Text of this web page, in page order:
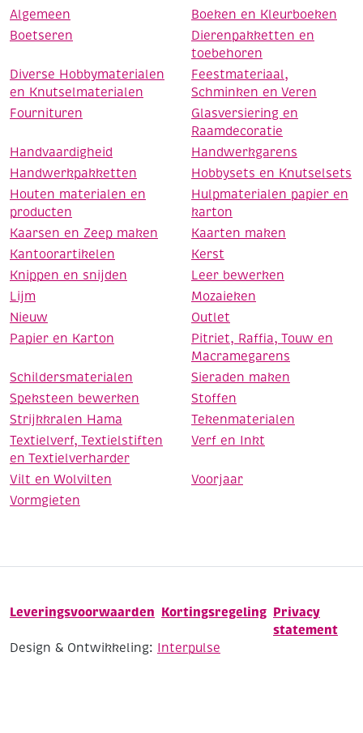
Algemeen
Boeken en Kleurboeken
Boetseren
Dierenpakketten en
toebehoren
Diverse Hobbymaterialen
en Knutselmaterialen
Feestmateriaal,
Schminken en Veren
Fournituren
Glasversiering en
Raamdecoratie
Handvaardigheid
Handwerkgarens
Handwerkpakketten
Hobbysets en Knutselsets
Houten materialen en
producten
Hulpmaterialen papier en
karton
Kaarsen en Zeep maken
Kaarten maken
Kantoorartikelen
Kerst
Knippen en snijden
Leer bewerken
Lijm
Mozaieken
Nieuw
Outlet
Papier en Karton
Pitriet, Raffia, Touw en
Macramegarens
Schildersmaterialen
Sieraden maken
Speksteen bewerken
Stoffen
Strijkkralen Hama
Tekenmaterialen
Textielverf, Textielstiften
en Textielverharder
Verf en Inkt
Vilt en Wolvilten
Voorjaar
Vormgieten
Leveringsvoorwaarden Kortingsregeling Privacy
statement
Design & Ontwikkeling: Interpulse